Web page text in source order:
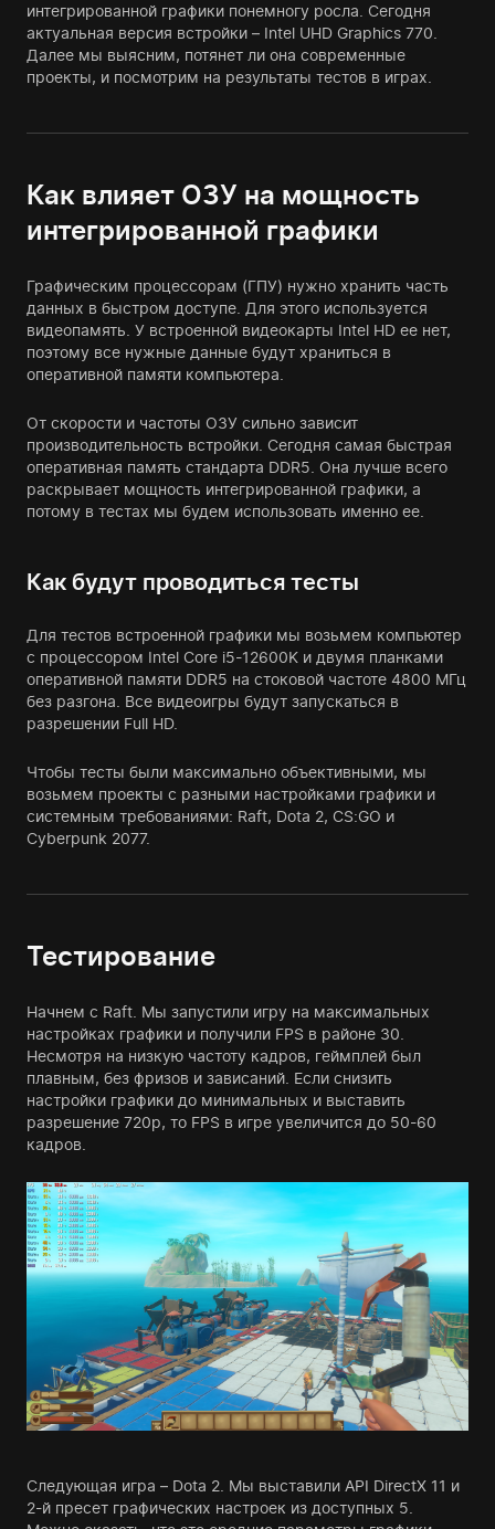
интегрированной графики понемногу росла. Сегодня
актуальная версия встройки – Intel UHD Graphics 770.
Далее мы выясним, потянет ли она современные
проекты, и посмотрим на результаты тестов в играх.
Как влияет ОЗУ на мощность
интегрированной графики
Графическим процессорам (ГПУ) нужно хранить часть
данных в быстром доступе. Для этого используется
видеопамять. У встроенной видеокарты Intel HD ее нет,
поэтому все нужные данные будут храниться в
оперативной памяти компьютера.
От скорости и частоты ОЗУ сильно зависит
производительность встройки. Сегодня самая быстрая
оперативная память стандарта DDR5. Она лучше всего
раскрывает мощность интегрированной графики, а
потому в тестах мы будем использовать именно ее.
Как будут проводиться тесты
Для тестов встроенной графики мы возьмем компьютер
с процессором Intel Core i5-12600K и двумя планками
оперативной памяти DDR5 на стоковой частоте 4800 МГц
без разгона. Все видеоигры будут запускаться в
разрешении Full HD.
Чтобы тесты были максимально объективными, мы
возьмем проекты с разными настройками графики и
системным требованиями: Raft, Dota 2, CS:GO и
Cyberpunk 2077.
Тестирование
Начнем с Raft. Мы запустили игру на максимальных
настройках графики и получили FPS в районе 30.
Несмотря на низкую частоту кадров, геймплей был
плавным, без фризов и зависаний. Если снизить
настройки графики до минимальных и выставить
разрешение 720p, то FPS в игре увеличится до 50-60
кадров.
Следующая игра – Dota 2. Мы выставили API DirectX 11 и
2-й пресет графических настроек из доступных 5.